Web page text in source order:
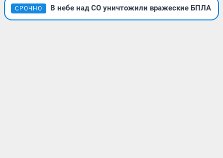
СРОЧНО В небе над СО уничтожили вражеские БПЛА